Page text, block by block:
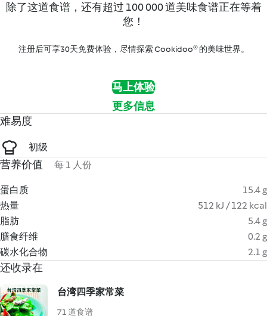
除了这道食谱，还有超过 100 000 道美味食谱正在等着
您！
注册后可享30天免费体验，尽情探索 Cookidoo® 的美味世界。
马上体验
更多信息
难易度
初级
营养价值 每 1 人份
蛋白质
15.4 g
热量
512 kJ / 122 kcal
脂肪
5.4 g
膳食纤维
0.2 g
碳水化合物
2.1 g
还收录在
台湾四季家常菜
71 道食谱